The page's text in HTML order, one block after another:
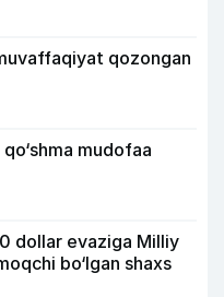
qozongan
mudofaa
dollar evaziga Milliy
bo‘lgan shaxs